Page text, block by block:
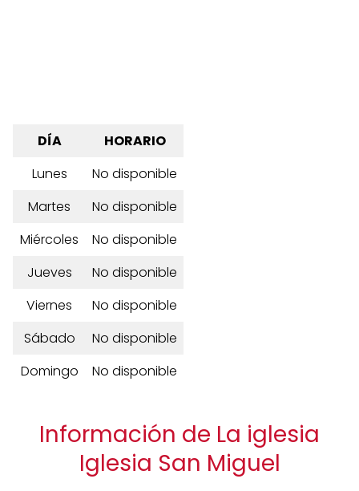
DÍA
HORARIO
Lunes
No disponible
Martes
No disponible
Miércoles
No disponible
Jueves
No disponible
Viernes
No disponible
Sábado
No disponible
Domingo
No disponible
Información de La iglesia
Iglesia San Miguel